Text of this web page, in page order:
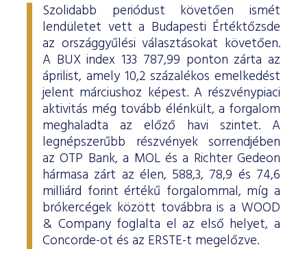
Szolidabb periódust követően ismét
lendületet vett a Budapesti Értéktőzsde
az országgyűlési választásokat követően.
A BUX index 133 787,99 ponton zárta az
áprilist, amely 10,2 százalékos emelkedést
jelent márciushoz képest. A részvénypiaci
aktivitás még tovább élénkült, a forgalom
meghaladta az előző havi szintet. A
legnépszerűbb részvények sorrendjében
az OTP Bank, a MOL és a Richter Gedeon
hármasa zárt az élen, 588,3, 78,9 és 74,6
milliárd forint értékű forgalommal, míg a
brókercégek között továbbra is a WOOD
& Company foglalta el az első helyet, a
Concorde-ot és az ERSTE-t megelőzve.